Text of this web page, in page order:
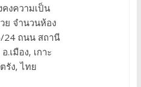
งความเป็น
ย จำนวนห้อง
24 ถนน สถานี
.เมือง, เกาะ
รัง, ไทย